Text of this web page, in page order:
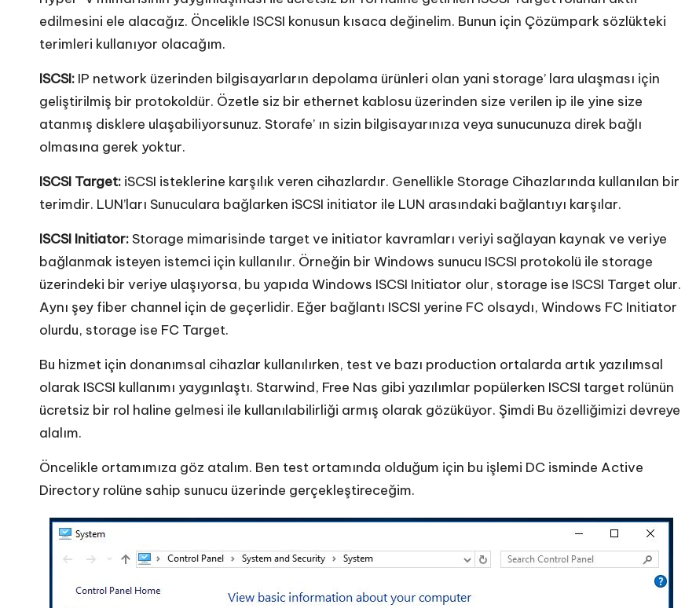
edilmesini ele alacağız. Öncelikle ISCSI konusun kısaca değinelim. Bunun için Çözümpark sözlükteki
terimleri kullanıyor olacağım.
ISCSI: IP network üzerinden bilgisayarların depolama ürünleri olan yani storage’ lara ulaşması için
geliştirilmiş bir protokoldür. Özetle siz bir ethernet kablosu üzerinden size verilen ip ile yine size
atanmış disklere ulaşabiliyorsunuz. Storafe’ ın sizin bilgisayarınıza veya sunucunuza direk bağlı
olmasına gerek yoktur.
ISCSI Target: iSCSI isteklerine karşılık veren cihazlardır. Genellikle Storage Cihazlarında kullanılan bir
terimdir. LUN’ları Sunuculara bağlarken iSCSI initiator ile LUN arasındaki bağlantıyı karşılar.
ISCSI Initiator:Storage mimarisinde target ve initiator kavramları veriyi sağlayan kaynak ve veriye
bağlanmak isteyen istemci için kullanılır. Örneğin bir Windows sunucu ISCSI protokolü ile storage
üzerindeki bir veriye ulaşıyorsa, bu yapıda Windows ISCSI Initiator olur, storage ise ISCSI Target olur.
Aynı şey fiber channel için de geçerlidir. Eğer bağlantı ISCSI yerine FC olsaydı, Windows FC Initiator
olurdu, storage ise FC Target.
Bu hizmet için donanımsal cihazlar kullanılırken, test ve bazı production ortalarda artık yazılımsal
olarak ISCSI kullanımı yaygınlaştı. Starwind, Free Nas gibi yazılımlar popülerken ISCSI target rolünün
ücretsiz bir rol haline gelmesi ile kullanılabilirliği armış olarak gözüküyor. Şimdi Bu özelliğimizi devreye
alalım.
Öncelikle ortamımıza göz atalım. Ben test ortamında olduğum için bu işlemi DC isminde Active
Directory rolüne sahip sunucu üzerinde gerçekleştireceğim.